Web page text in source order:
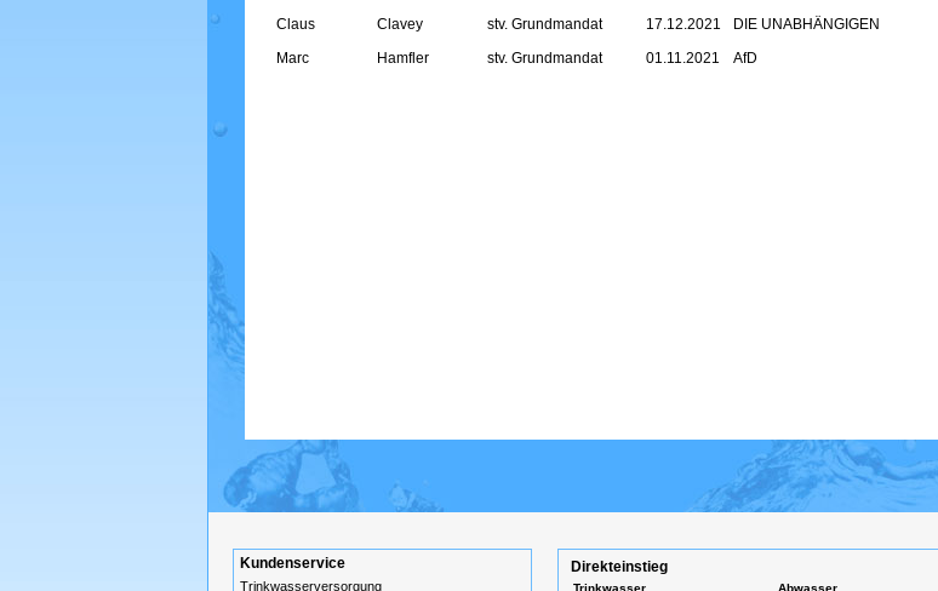
Claus
Clavey stv. Grundmandat 17.12.2021
DIE UNABHÄNGIGEN
Marc
Hamfler stv. Grundmandat 01.11.2021 AfD
Kundenservice
Trinkwasserversorgung
Direkteinstieg
Trinkwasser Abwasser